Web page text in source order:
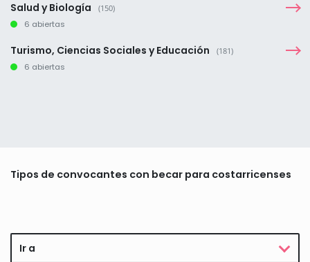
Salud y Biología (150)
6 abiertas
Turismo, Ciencias Sociales y Educación (181)
6 abiertas
Tipos de convocantes con becar para costarricenses
Ir a